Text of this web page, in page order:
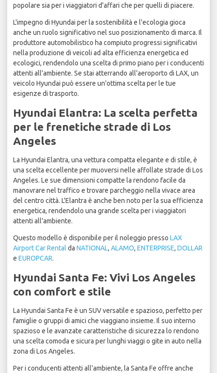
popolare sia per i viaggiatori d'affari che per quelli di piacere.
L'impegno di Hyundai per la sostenibilità e l'ecologia gioca
anche un ruolo significativo nel suo posizionamento di marca. Il
produttore automobilistico ha compiuto progressi significativi
nella produzione di veicoli ad alta efficienza energetica ed
ecologici, rendendolo una scelta di primo piano per i conducenti
attenti all'ambiente. Se stai atterrando all'aeroporto di LAX, un
veicolo Hyundai può essere un'ottima scelta per le tue
esigenze di trasporto.
Hyundai Elantra: La scelta perfetta
per le frenetiche strade di Los
Angeles
La Hyundai Elantra, una vettura compatta elegante e di stile, è
una scelta eccellente per muoversi nelle affollate strade di Los
Angeles. Le sue dimensioni compatte la rendono facile da
manovrare nel traffico e trovare parcheggio nella vivace area
del centro città. L'Elantra è anche ben noto per la sua efficienza
energetica, rendendolo una grande scelta per i viaggiatori
attenti all'ambiente.
Questo modello è disponibile per il noleggio presso LAX
Airport Car Rental da NATIONAL, ALAMO, ENTERPRISE, DOLLAR
e EUROPCAR.
Hyundai Santa Fe: Vivi Los Angeles
con comfort e stile
La Hyundai Santa Fe è un SUV versatile e spazioso, perfetto per
famiglie o gruppi di amici che viaggiano insieme. Il suo interno
spazioso e le avanzate caratteristiche di sicurezza lo rendono
una scelta comoda e sicura per lunghi viaggi o gite in auto nella
zona di Los Angeles.
Per i conducenti attenti all'ambiente, la Santa Fe offre anche